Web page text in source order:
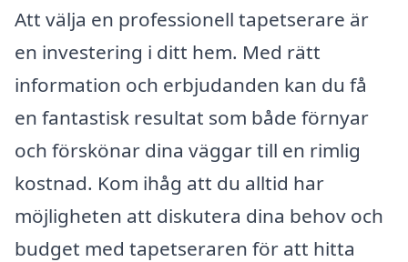
Att välja en professionell tapetserare är
en investering i ditt hem. Med rätt
information och erbjudanden kan du få
en fantastisk resultat som både förnyar
och förskönar dina väggar till en rimlig
kostnad. Kom ihåg att du alltid har
möjligheten att diskutera dina behov och
budget med tapetseraren för att hitta